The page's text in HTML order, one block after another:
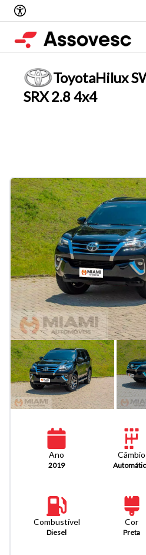
ToyotaHilux
SRX 2.8 4x4
Ano
2019
Câmbio
Combustível
Diesel
Cor
Preta